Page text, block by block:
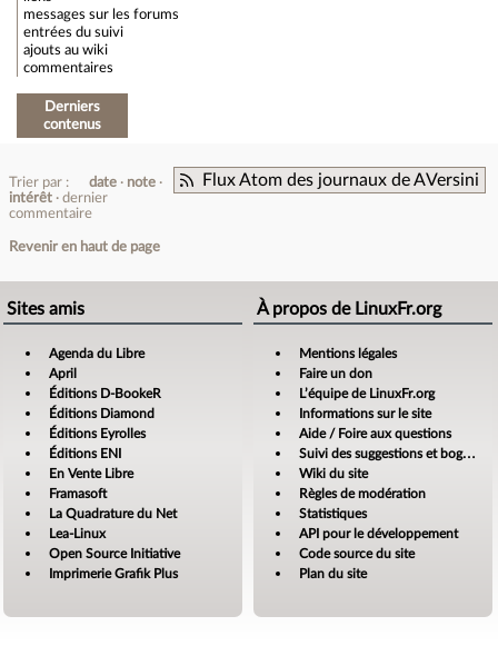
messages sur les forums
entrées du suivi
ajouts au wiki
commentaires
Derniers
contenus
Flux Atom des journaux de AVersini
Trier par : date
note
intérêt
dernier
commentaire
Revenir en haut de page
Sites amis
Agenda du Libre
April
Éditions D-BookeR
Éditions Diamond
Éditions Eyrolles
Éditions ENI
En Vente Libre
Framasoft
La Quadrature du Net
Lea-Linux
Open Source Initiative
Imprimerie Grafik Plus
À propos de LinuxFr.org
Mentions légales
Faire un don
L’équipe de LinuxFr.org
Informations sur le site
Aide / Foire aux questions
Suivi des suggestions et bogues
Wiki du site
Règles de modération
Statistiques
API pour le développement
Code source du site
Plan du site